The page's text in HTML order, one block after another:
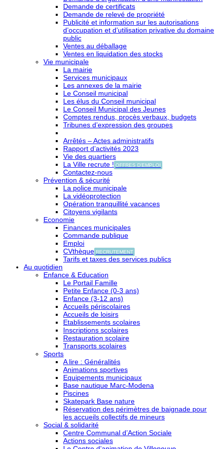
Demande de certificats
Demande de relevé de propriété
Publicité et information sur les autorisations
d’occupation et d’utilisation privative du domaine
public
Ventes au déballage
Ventes en liquidation des stocks
Vie municipale
La mairie
Services municipaux
Les annexes de la mairie
Le Conseil municipal
Les élus du Conseil municipal
Le Conseil Municipal des Jeunes
Comptes rendus, procès verbaux, budgets
Tribunes d’expression des groupes
Arrêtés – Actes administratifs
Rapport d’activités 2023
Vie des quartiers
La Ville recrute ! OFFRES D'EMPLOI
Contactez-nous
Prévention & sécurité
La police municipale
La vidéoprotection
Opération tranquillité vacances
Citoyens vigilants
Economie
Finances municipales
Commande publique
Emploi
CVthèque RECRUTEMENT
Tarifs et taxes des services publics
Au quotidien
Enfance & Education
Le Portail Famille
Petite Enfance (0-3 ans)
Enfance (3-12 ans)
Accueils périscolaires
Accueils de loisirs
Etablissements scolaires
Inscriptions scolaires
Restauration scolaire
Transports scolaires
Sports
A lire : Généralités
Animations sportives
Equipements municipaux
Base nautique Marc-Modena
Piscines
Skatepark Base nature
Réservation des périmètres de baignade pour
les accueils collectifs de mineurs
Social & solidarité
Centre Communal d’Action Sociale
Actions sociales